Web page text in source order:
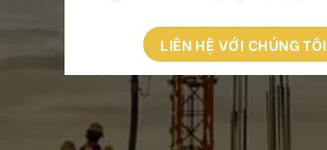
LIÊN HỆ VỚI CHÚNG TÔI